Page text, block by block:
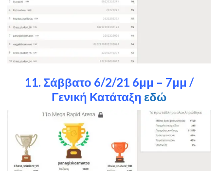
11. Σάββατο 6/2/21 6μμ – 7μμ /
Γενική Κατάταξη εδώ